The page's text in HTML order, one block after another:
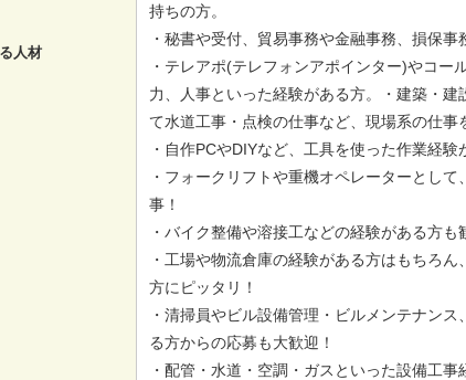
人材
持ちの方。
・秘書や受付、貿易事務や金融事務、損保事
・テレアポ(テレフォンアポインター)やコー
力、人事といった経験がある方。・建築・
て水道工事・点検の仕事など、現場系の仕事
・自作PCやDIYなど、工具を使った作業経験
・フォークリフトや重機オペレーターとし
事！
・バイク整備や溶接工などの経験がある方も
・工場や物流倉庫の経験がある方はもちろ
方にピッタリ！
・清掃員やビル設備管理・ビルメンテナン
る方からの応募も大歓迎！
・配管・水道・空調・ガスといった設備工事